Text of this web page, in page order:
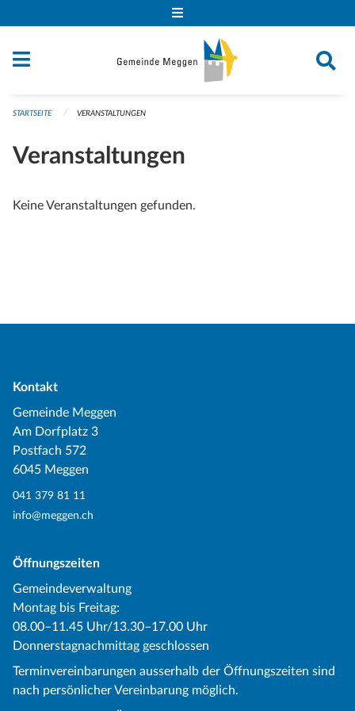
STARTSEITE VERANSTALTUNGEN
Veranstaltungen
Keine Veranstaltungen gefunden.
Kontakt
Gemeinde Meggen
Am Dorfplatz 3
Postfach 572
6045 Meggen
041 379 81 11
info@meggen.ch
Öffnungszeiten
Gemeindeverwaltung
Montag bis Freitag:
08.00–11.45 Uhr/13.30–17.00 Uhr
Donnerstagnachmittag geschlossen
Terminvereinbarungen ausserhalb der Öffnungszeiten sind
nach persönlicher Vereinbarung möglich.